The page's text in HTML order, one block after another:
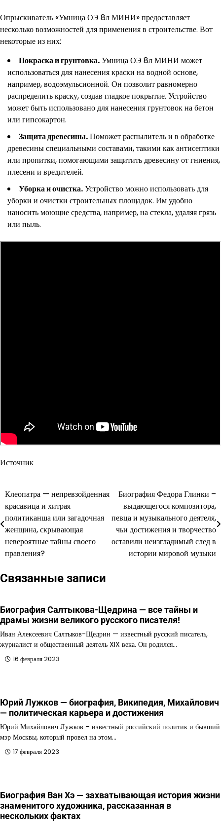
Опрыскиватель «Умница ОЭ 8л МИНИ» предоставляет
несколько возможностей для применения в строительстве. Вот
некоторые из них:
Покраска и грунтовка.Умница ОЭ 8л МИНИ может
использоваться для нанесения краски на водной основе,
например, водоэмульсионной. Он позволит равномерно
распределить краску, создав гладкое покрытие. Устройство
может быть использовано для нанесения грунтовок на бетон
или гипсокартон.
Защита древесины.Поможет распылитель и в обработке
древесины специальными составами, такими как антисептики
или пропитки, помогающими защитить древесину от гниения,
плесени и вредителей.
Уборка и очистка.Устройство можно использовать для
уборки и очистки строительных площадок. Им удобно
наносить моющие средства, например, на стекла, удаляя грязь
или пыль.
Источник
Навигация
по
записям
Клеопатра — непревзойденная
красавица и хитрая
политиканша или загадочная
женщина, скрывающая
невероятные тайны своего
правления?
Биография Федора Глинки –
выдающегося композитора,
певца и музыкального деятеля,
чьи достижения и творчество
оставили неизгладимый след в
истории мировой музыки
Связанные записи
Биография Салтыкова-Щедрина — все тайны и
драмы жизни великого русского писателя!
Иван Алексеевич Салтыков-Щедрин — известный русский писатель,
журналист и общественный деятель XIX века. Он родился…
16 февраля 2023
Юрий Лужков — биография, Википедия, Михайлович
— политическая карьера и достижения
Юрий Михайлович Лужков – известный российский политик и бывший
мэр Москвы, который провел на этом…
17 февраля 2023
Биография Ван Хэ — захватывающая история жизни
знаменитого художника, рассказанная в
нескольких фактах